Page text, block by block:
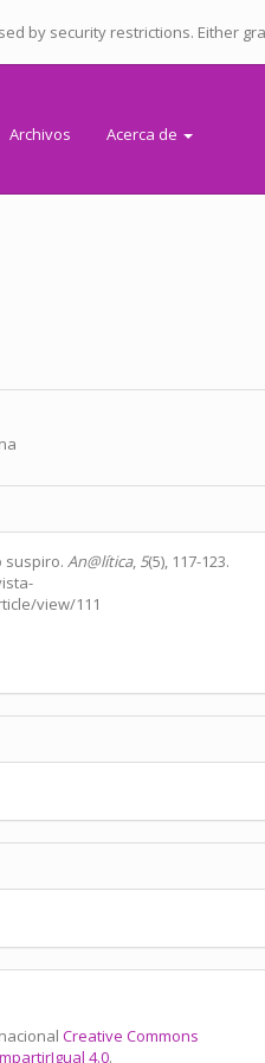
by security restrictions. Either
Archivos Acerca de
suspiro.An@lítica, 5(5), 117-123.
view/111
Creative Commons
4.0.